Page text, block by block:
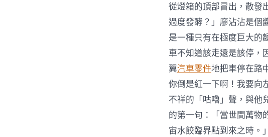
從燈箱的頂部冒出，散
過度發酵？」廖沾沾是個
是一種只有在極度巨大的
車不知道該走還是該停，
翼汽車零件地把車停在路
你倒是紅一下啊！我要向
不祥的「咕嚕」聲，與他
的第一句：「當世間萬物
宙水餃臨界點到來之時。